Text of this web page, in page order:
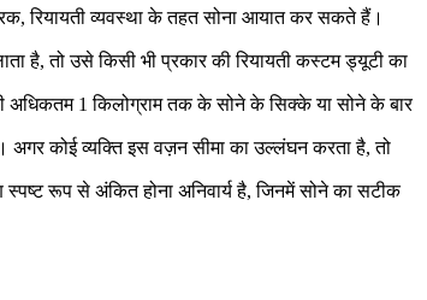
रियायती व्यवस्था के तहत सोना आयात कर सकते हैं।
है, तो उसे किसी भी प्रकार की रियायती कस्टम ड्यूटी का
अधिकतम 1 किलोग्राम तक के सोने के सिक्के या सोने के बार
अगर कोई व्यक्ति इस वज़न सीमा का उल्लंघन करता है, तो
रूप से अंकित होना अनिवार्य है, जिनमें सोने का सटीक